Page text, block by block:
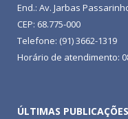
End.: Av. Jarbas
CEP: 68.775-000
Telefone: (91) 3662-1319
Horário de atendimento:
ÚLTIMAS PUBLICAÇÕES